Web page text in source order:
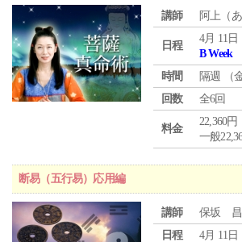
講師 阿上（
日程
4月 11日
B Week
時間
隔週 （
回数
全6回
料金
22,360円
一般
断易（五行易）応用編
講師
保坂 昌
日程
4月 11日